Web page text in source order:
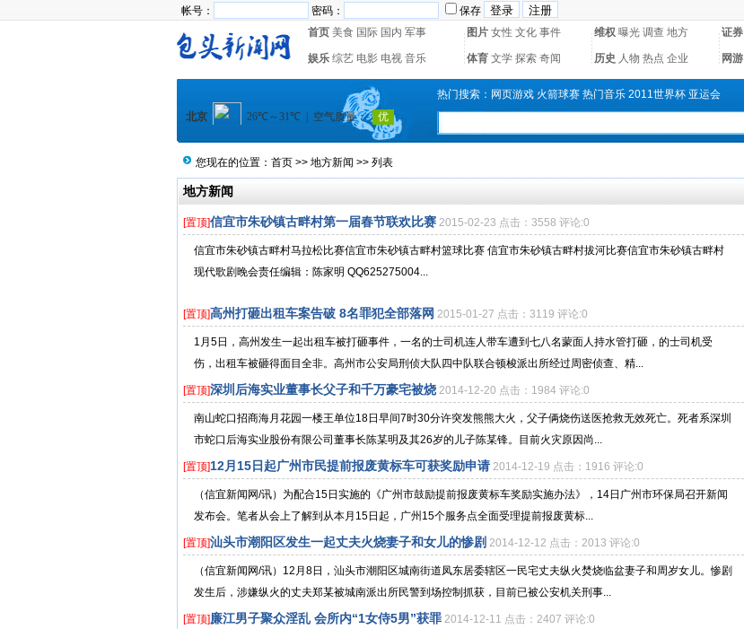
帐号： 密码： 保存
首页 美食 国际 国内 军事 图片 女性 文化 事件 维权 曝光 调查 地方 证券
娱乐 综艺 电影 电视 音乐 体育 文学 探索 奇闻 历史 人物 热点 企业 网游
热门搜索： 网页游戏 火箭球赛 热门音乐 2011世界杯 亚运会
您现在的位置： 首页 >> 地方新闻 >> 列表
地方新闻
[置顶]信宜市朱砂镇古畔村第一届春节联欢比赛 2015-02-23 点击：3558 评论:0
信宜市朱砂镇古畔村马拉松比赛信宜市朱砂镇古畔村篮球比赛 信宜市朱砂镇古畔村拔河比赛信宜市朱砂镇古畔村
现代歌剧晚会责任编辑：陈家明 QQ625275004...
[置顶]高州打砸出租车案告破 8名罪犯全部落网 2015-01-27 点击：3119 评论:0
1月5日，高州发生一起出租车被打砸事件，一名的士司机连人带车遭到七八名蒙面人持水管打砸，的士司机受
伤，出租车被砸得面目全非。高州市公安局刑侦大队四中队联合顿梭派出所经过周密侦查、精...
[置顶]深圳后海实业董事长父子和千万豪宅被烧 2014-12-20 点击：1984 评论:0
南山蛇口招商海月花园一楼王单位18日早间7时30分许突发熊熊大火，父子俩烧伤送医抢救无效死亡。死者系深圳
市蛇口后海实业股份有限公司董事长陈某明及其26岁的儿子陈某锋。目前火灾原因尚...
[置顶]12月15日起广州市民提前报废黄标车可获奖励申请 2014-12-19 点击：1916 评论:0
（信宜新闻网/讯）为配合15日实施的《广州市鼓励提前报废黄标车奖励实施办法》，14日广州市环保局召开新闻
发布会。笔者从会上了解到从本月15日起，广州15个服务点全面受理提前报废黄标...
[置顶]汕头市潮阳区发生一起丈夫火烧妻子和女儿的惨剧 2014-12-12 点击：2013 评论:0
（信宜新闻网/讯）12月8日，汕头市潮阳区城南街道凤东居委辖区一民宅丈夫纵火焚烧临盆妻子和周岁女儿。惨剧
发生后，涉嫌纵火的丈夫郑某被城南派出所民警到场控制抓获，目前已被公安机关刑事...
[置顶]廉江男子聚众淫乱 会所内“1女侍5男”获罪 2014-12-11 点击：2407 评论:0